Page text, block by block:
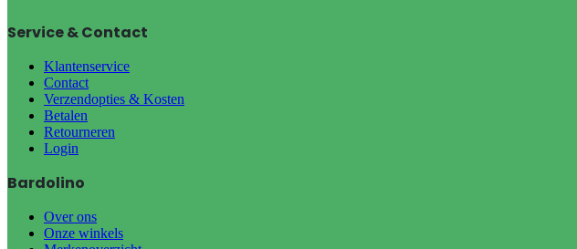
Service & Contact
Klantenservice
Contact
Verzendopties & Kosten
Betalen
Retourneren
Login
Bardolino
Over ons
Onze winkels